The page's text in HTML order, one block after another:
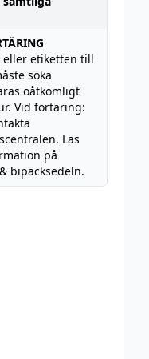
eller etiketten till
söka
oåtkomligt
Vid förtäring:
Läs
på
bipacksedeln.